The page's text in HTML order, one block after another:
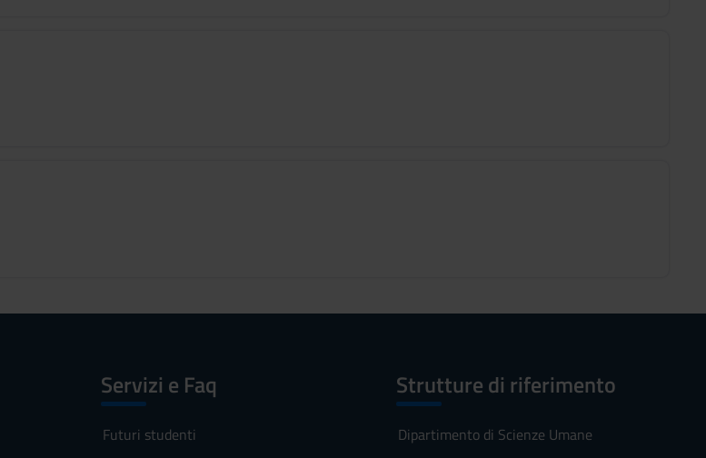
Servizi e Faq
Futuri studenti
Strutture di riferimento
Dipartimento di Scienze Umane